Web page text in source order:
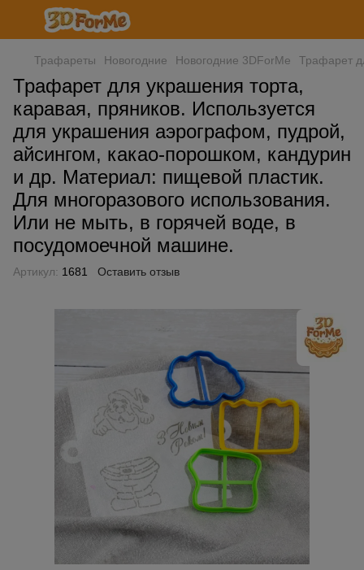
Трафареты Новогодние Новогодние 3DForMe Трафарет
Трафарет для украшения торта,
каравая, пряников. Используется
для украшения аэрографом, пудрой,
айсингом, какао-порошком, кандурин
и др. Материал: пищевой пластик.
Для многоразового использования.
Или не мыть, в горячей воде, в
посудомоечной машине.
Артикул: 1681 Оставить отзыв